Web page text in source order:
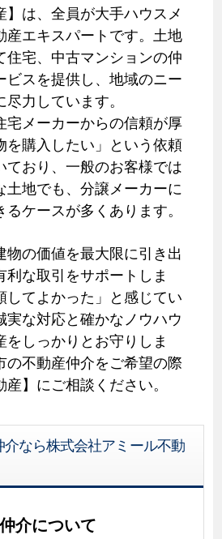
】は、全員が大手ハウスメ
産エキスパートです。土地
住宅、中古マンションの仲
ビスを提供し、地域のニー
力しています。
宅メーカーからの信頼が厚
を購入したい」という依頼
ており、一般のお客様では
土地でも、分譲メーカーに
ケースが多くあります。
物の価値を最大限に引き出
利な取引をサポートしま
してよかった」と感じてい
実な対応と確かなノウハウ
をしっかりとお守りしま
の不動産仲介をご希望の際
】にご相談ください。
なら株式会社アミール不動
介について